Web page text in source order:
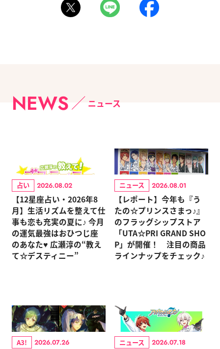
NEWS ニュース
占い 2026.08.02
【12星座占い・2026年8
月】生活リズムを整えて仕
事も恋も充実の夏に♪ 今月
の運気最強はおひつじ座
のあなた♥ 広瀬淳の“教え
て☆デスティニー”
ニュース 2026.08.01
【レポート】今年も『う
たの☆プリンスさまっ♪』
のフラッグシップストア
「UTA☆PRI GRAND SHO
P」が開催！ 注目の商品
ラインナップをチェック♪
A3! 2026.07.26 ニュース 2026.07.18